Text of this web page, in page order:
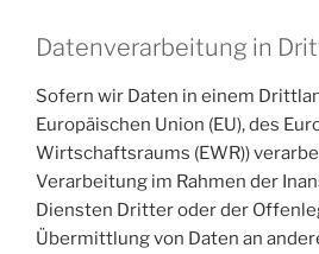
Datenverarbeitung in
Sofern wir Daten in einem
Europäischen Union (EU), des
Wirtschaftsraums (EWR))
Verarbeitung im Rahmen der
Diensten Dritter oder der
Übermittlung von Daten an